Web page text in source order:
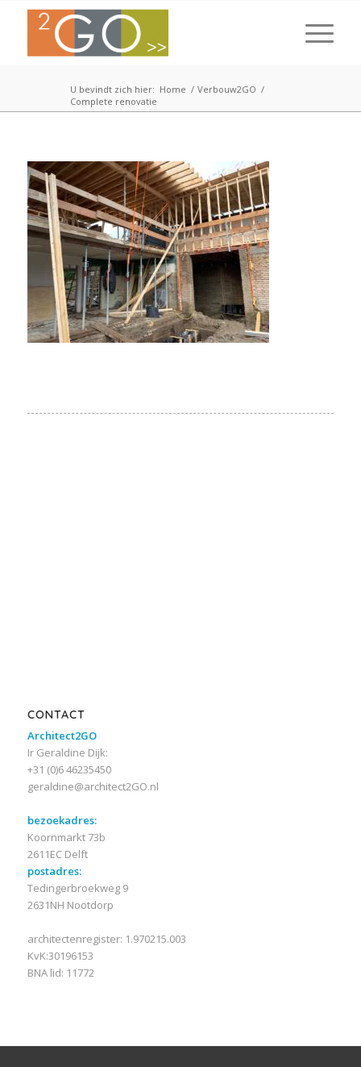
U bevindt zich hier: Home / Verbouw2GO /
Complete renovatie
CONTACT
Architect2GO
Ir Geraldine Dijk:
+31 (0)6 46235450
geraldine@architect2GO.nl
bezoekadres:
Koornmarkt 73b
2611EC Delft
postadres:
Tedingerbroekweg 9
2631NH Nootdorp
architectenregister: 1.970215.003
KvK:30196153
BNA lid: 11772